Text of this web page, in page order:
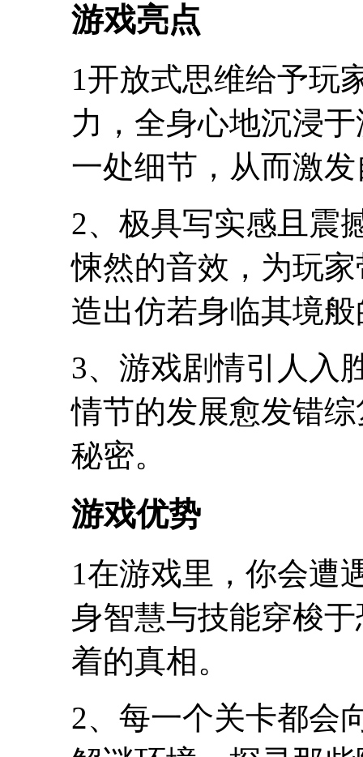
游戏亮点
1开放式思维给予玩
力，全身心地沉浸
一处细节，从而激
2、极具写实感且震
悚然的音效，为玩
造出仿若身临其境
3、游戏剧情引人入
情节的发展愈发错
秘密。
游戏优势
1在游戏里，你会遭
身智慧与技能穿梭
着的真相。
2、每一个关卡都会